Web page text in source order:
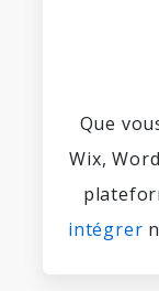
Que
Wix,
intégrer